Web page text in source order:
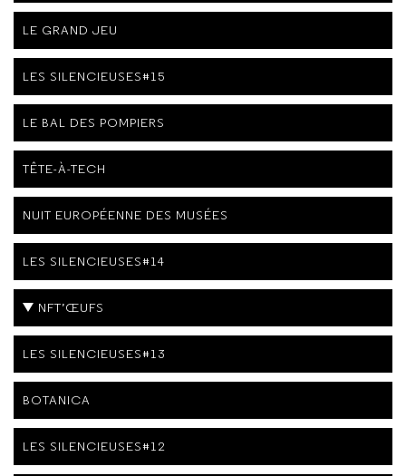
LE GRAND JEU
LES SILENCIEUSES#15
LE BAL DES POMPIERS
TÊTE-À-TECH
NUIT EUROPÉENNE DES MUSÉES
LES SILENCIEUSES#14
NFT’ŒUFS
LES SILENCIEUSES#13
BOTANICA
LES SILENCIEUSES#12